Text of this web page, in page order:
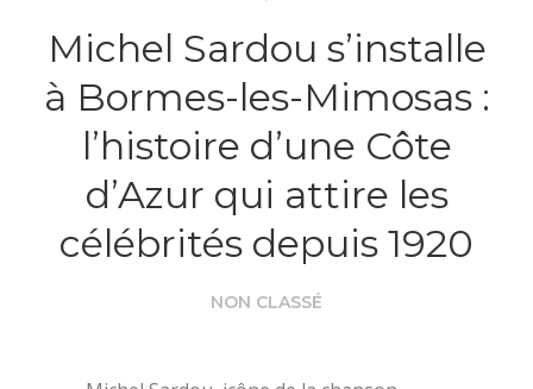
Michel Sardou s’installe
à Bormes-les-Mimosas :
l’histoire d’une Côte
d’Azur qui attire les
célébrités depuis 1920
NON CLASSÉ